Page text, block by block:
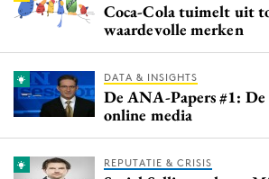
Coca-Cola tuimelt uit
waardevolle merken
DATA & INSIGHTS
De ANA-Papers #1:
online media
REPUTATIE & CRISIS